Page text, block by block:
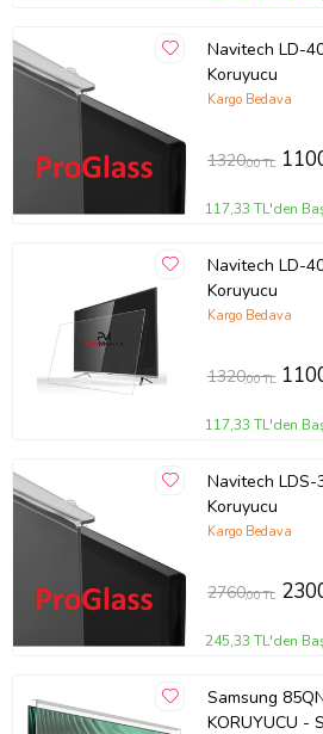
Navitech LD-
Koruyucu
Kargo Bedava
1320,00 TL
117,33 TL'den
Navitech LD-
Koruyucu
Kargo Bedava
1320,00 TL
117,33 TL'den
Navitech
Koruyucu
Kargo Bedava
2760,00 TL
245,33 TL'den
Samsung
KORUYUCU -